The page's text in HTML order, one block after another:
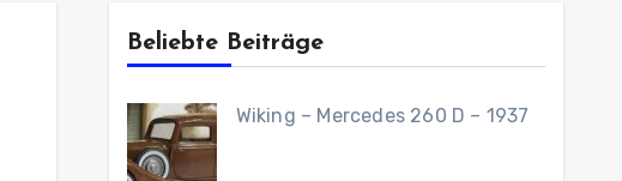
Beliebte Beiträge
Wiking – Mercedes 260 D – 1937